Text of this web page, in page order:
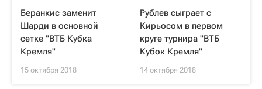
Беранкис заменит
Шарди в основной
сетке "ВТБ Кубка
Кремля"
15 октября 2018
Рублев сыграет с
Кирьосом в первом
круге турнира "ВТБ
Кубок Кремля"
14 октября 2018